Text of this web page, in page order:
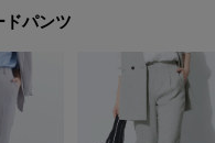
ドパンツ